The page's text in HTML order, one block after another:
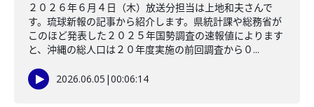
２０２６年６月４日（木）放送分担当は上地和夫さんで
す。琉球新報の記事から紹介します。県統計課や総務省が
このほど発表した２０２５年国勢調査の速報値によります
と、沖縄の総人口は２０年度実施の前回調査から０...
2026.06.05 |00:06:14